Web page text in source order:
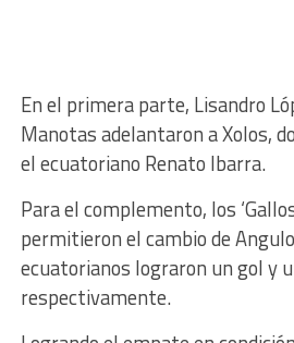
En el primera parte, Lisandro
Manotas adelantaron a Xolos,
el ecuatoriano Renato Ibarra.
Para el complemento, los
permitieron el cambio de
ecuatorianos lograron un gol y
respectivamente.